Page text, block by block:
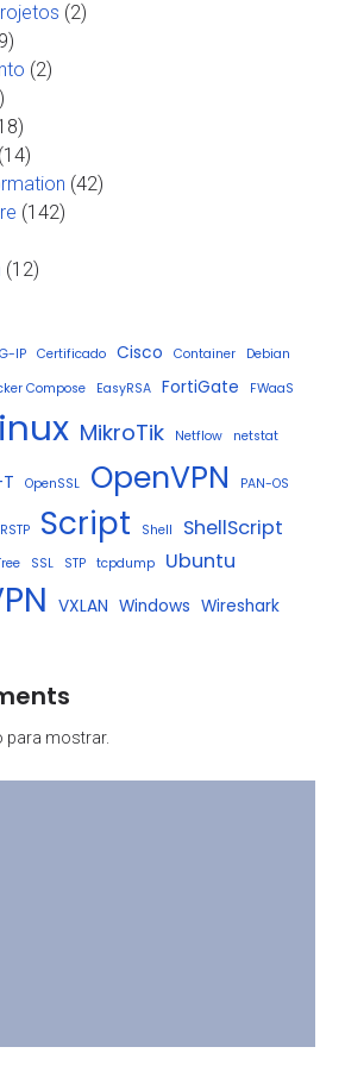
(2)
(2)
(14)
(42)
(142)
(12)
IP Certificado Cisco Container
Debian
Compose EasyRSA FortiGate FWaaS
MikroTik Netflow netstat
OpenSSL OpenVPN PAN-OS
RSTP Script Shell ShellScript
SSL STP tcpdump Ubuntu
VXLAN Windows Wireshark
para mostrar.